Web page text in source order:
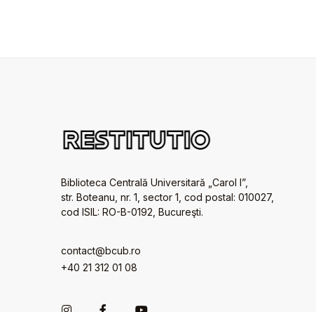
Biblioteca Centrală Universitară „Carol I”,
str. Boteanu, nr. 1, sector 1, cod postal: 010027,
cod ISIL: RO-B-0192, Bucureşti.
contact@bcub.ro
+40 21 312 01 08